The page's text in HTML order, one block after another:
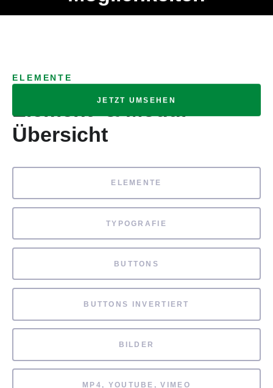
JETZT UMSEHEN
ELEMENTE
Element- & Modul-
Übersicht
ELEMENTE
TYPOGRAFIE
BUTTONS
BUTTONS INVERTIERT
BILDER
MP4, YOUTUBE, VIMEO